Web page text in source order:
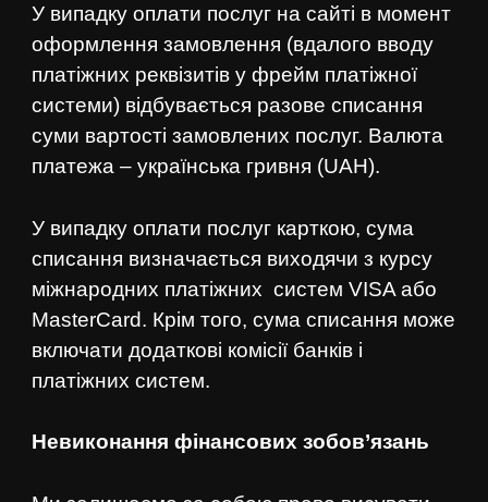
У випадку оплати послуг на сайті в момент
оформлення замовлення (вдалого вводу
платіжних реквізитів у фрейм платіжної
системи) відбувається разове списання
суми вартості замовлених послуг. Валюта
платежа – українська гривня (UAH).
У випадку оплати послуг карткою, сума
списання визначається виходячи з курсу
міжнародних платіжних систем VISA або
MasterCard. Крім того, сума списання може
включати додаткові комісії банків і
платіжних систем.
Невиконання фінансових зобов’язань